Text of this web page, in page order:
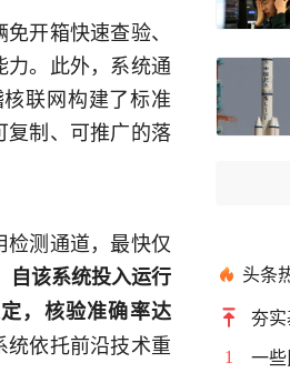
开箱快速查验、
。此外，系统通
联网构建了标准
复制、可推广的落
测通道，最快仅
自该系统投入运行
，核验准确率达
依托前沿技术重
头条
夯
1 一